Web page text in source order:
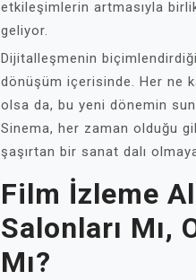
etkileşimlerin artmasıyla
geliyor.
Dijitalleşmenin
dönüşüm içerisinde. Her ne
olsa da, bu yeni dönemin
Sinema, her zaman olduğu
şaşırtan bir sanat dalı
Film İzleme
Salonları
Mı?